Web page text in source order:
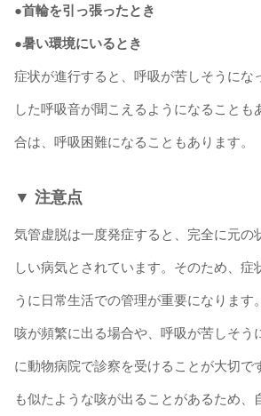
●首輪を引っ張ったとき
●暑い環境にいるとき
症状が進行すると、呼吸が苦しそうにな
した呼吸音が聞こえるようになることも
合は、呼吸困難になることもあります。
▼ 注意点
気管虚脱は一度発症すると、完全に元の
しい病気とされています。そのため、症
うに日常生活での管理が重要になります。
咳が頻繁に出る場合や、呼吸が苦しそう
に動物病院で診察を受けることが大切で
も似たような咳が出ることがあるため、